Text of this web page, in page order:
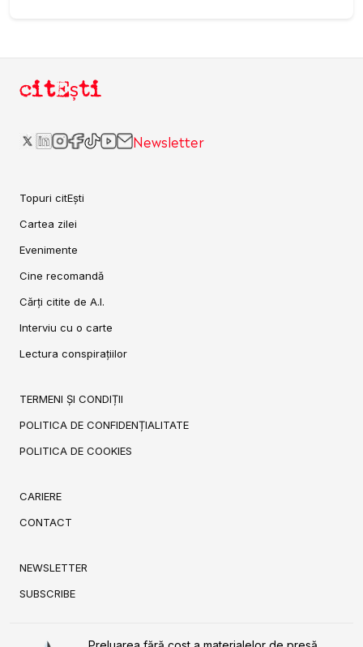
citEști
Newsletter
Topuri citEști
Cartea zilei
Evenimente
Cine recomandă
Cărți citite de A.I.
Interviu cu o carte
Lectura conspirațiilor
TERMENI ȘI CONDIȚII
POLITICA DE CONFIDENȚIALITATE
POLITICA DE COOKIES
CARIERE
CONTACT
NEWSLETTER
SUBSCRIBE